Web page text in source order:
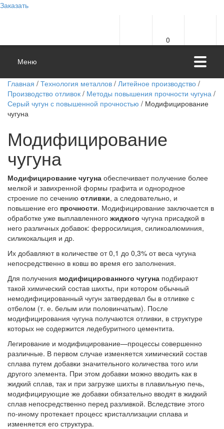
Заказать
0
Меню
Главная / Технология металлов / Литейное производство /
Производство отливок / Методы повышения прочности чугуна /
Серый чугун с повышенной прочностью / Модифицирование
чугуна
Модифицирование
чугуна
Модифицирование чугуна обеспечивает получение более
мелкой и завихренной формы графита и однородное
строение по сечению отливки, а следовательно, и
повышение его прочности. Модифицирование заключается в
обработке уже выплавленного жидкого чугуна присадкой в
него различных добавок: ферросилиция, силикоалюминия,
силикокальция и др.
Их добавляют в количестве от 0,1 до 0,3% от веса чугуна
непосредственно в ковш во время его заполнения.
Для получения модифицированного чугуна подбирают
такой химический состав шихты, при котором обычный
немодифицированный чугун затвердевал бы в отливке с
отбелом (т. е. белым или половинчатым). После
модифицирования чугуна получаются отливки, в структуре
которых не содержится ледебуритного цементита.
Легирование и модифицирование—процессы совершенно
различные. В первом случае изменяется химический состав
сплава путем добавки значительного количества того или
другого элемента. При этом добавки можно вводить как в
жидкий сплав, так и при загрузке шихты в плавильную печь,
модифицирующие же добавки обязательно вводят в жидкий
сплав непосредственно перед разливкой. Вследствие этого
по-иному протекает процесс кристаллизации сплава и
изменяется его структура.